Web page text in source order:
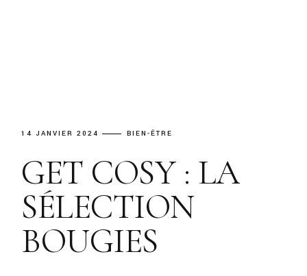
14 JANVIER 2024 BIEN-ÊTRE
GET COSY : LA
SÉLECTION
BOUGIES